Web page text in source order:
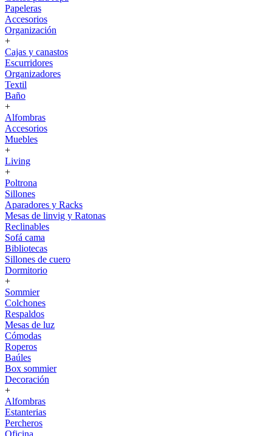
Papeleras
Accesorios
Organización
+
Cajas y canastos
Escurridores
Organizadores
Textil
Baño
+
Alfombras
Accesorios
Muebles
+
Living
+
Poltrona
Sillones
Aparadores y Racks
Mesas de linvig y Ratonas
Reclinables
Sofá cama
Bibliotecas
Sillones de cuero
Dormitorio
+
Sommier
Colchones
Respaldos
Mesas de luz
Cómodas
Roperos
Baúles
Box sommier
Decoración
+
Alfombras
Estanterias
Percheros
Oficina